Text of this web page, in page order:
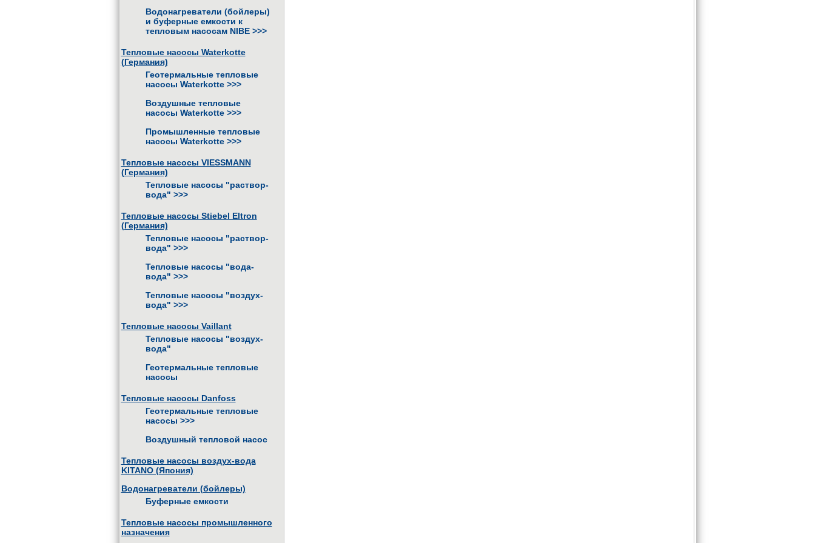
Водонагреватели (бойлеры)
и буферные емкости к
тепловым насосам NIBE >>>
Тепловые насосы Waterkotte
(Германия)
Геотермальные тепловые
насосы Waterkotte >>>
Воздушные тепловые
насосы Waterkotte >>>
Промышленные тепловые
насосы Waterkotte >>>
Тепловые насосы VIESSMANN
(Германия)
Тепловые насосы "раствор-
вода" >>>
Тепловые насосы Stiebel Eltron
(Германия)
Тепловые насосы "раствор-
вода" >>>
Тепловые насосы "вода-
вода" >>>
Тепловые насосы "воздух-
вода" >>>
Тепловые насосы Vaillant
Тепловые насосы "воздух-
вода"
Геотермальные тепловые
насосы
Тепловые насосы Danfoss
Геотермальные тепловые
насосы >>>
Воздушный тепловой насос
Тепловые насосы воздух-вода
KITANO (Япония)
Водонагреватели (бойлеры)
Буферные емкости
Тепловые насосы промышленного
назначения